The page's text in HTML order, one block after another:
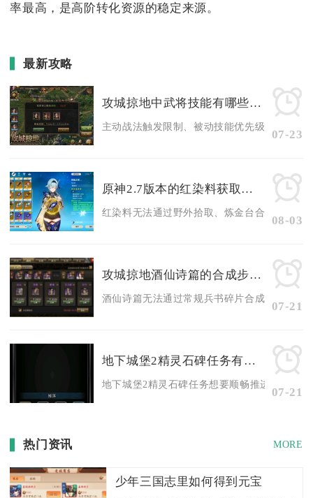
率最高，是高阶转化资源的稳定来源。
最新攻略
攻城掠地中武将技能有哪些值得注意的
主动战法触发限制、被动技能优先级判定、觉
07-23
原神2.7版本的红染料获取方法有什么特殊要求
红染料无法通过野外拾取、炼金台合成、商店
08-03
攻城掠地酒仙诗篇的合成步骤是什么
酒仙诗篇无法通过常规兵书碎片合成产出，完
07-21
地下城堡2精灵石碑任务有什么技巧
地下城堡2精灵石碑任务想要顺畅推进，核心
07-21
热门资讯 MORE
少年三国志里如何得到元宝